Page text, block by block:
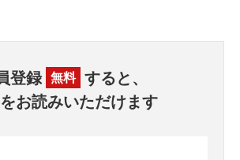
登録 無料 すると、
お読みいただけます